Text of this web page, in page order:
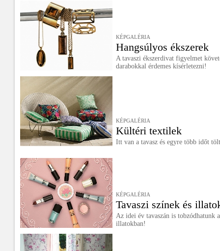
KÉPGALÉRIA
Hangsúlyos ékszerek
A tavaszi ékszerdivat figyelmet
darabokkal érdemes kísérletezni!
KÉPGALÉRIA
Kültéri textilek
Itt van a tavasz és egyre több időt
KÉPGALÉRIA
Tavaszi színek és
Az idei év tavaszán is tobzódhatunk
illatokban!